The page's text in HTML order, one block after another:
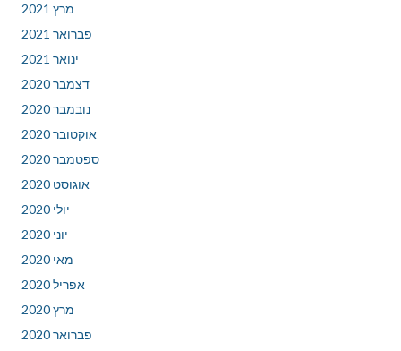
מרץ 2021
פברואר 2021
ינואר 2021
דצמבר 2020
נובמבר 2020
אוקטובר 2020
ספטמבר 2020
אוגוסט 2020
יולי 2020
יוני 2020
מאי 2020
אפריל 2020
מרץ 2020
פברואר 2020